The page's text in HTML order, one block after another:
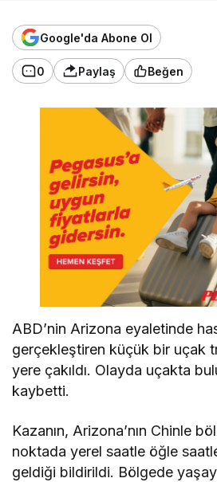
Google'da Abone Ol
0 Paylaş Beğen
ABD’nin Arizona eyaletinde
gerçekleştiren küçük bir uçak
yere çakıldı. Olayda uçakta
kaybetti.
Kazanın, Arizona’nın Chinle
noktada yerel saatle öğle
geldiği bildirildi. Bölgede